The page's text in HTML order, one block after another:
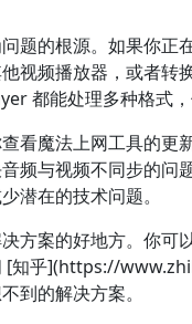
题的根源。如果你
视频播放器，或者
都能处理多种格式，
看魔法上网工具的
频与视频不同步的
潜在的技术问题。
方案的好地方。你
[知乎](https://
到的解决方案。